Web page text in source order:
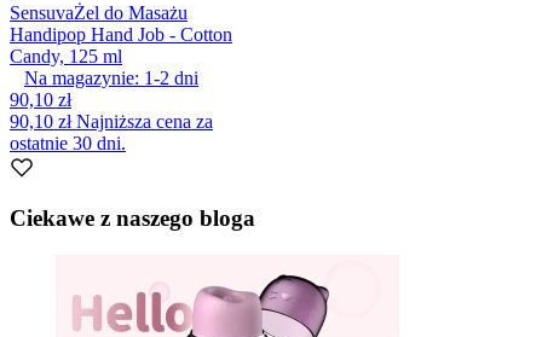
SensuvaŻel do Masażu
Handipop Hand Job - Cotton
Candy, 125 ml
Na magazynie: 1-2 dni
90,10 zł
90,10 złNajniższa cena za
ostatnie 30 dni.
Ciekawe z naszego bloga